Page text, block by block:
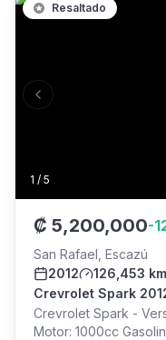
1 / 5
Previous slide
Resaltado
₡ 5,200,000-
San Rafael, Escazú
2012
126,453 km
Crevrolet Spark
Crevrolet Spark -
Motor: 1000cc